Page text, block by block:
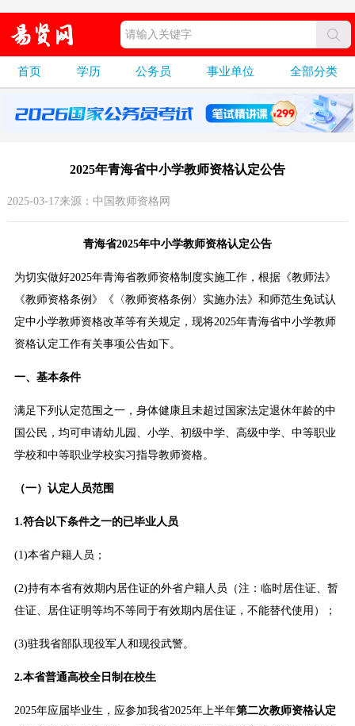
首页 学历 公务员 事业单位 全部分类
2025年青海省中小学教师资格认定公告
2025-03-17来源：中国教师资格网
青海省2025年中小学教师资格认定公告
为切实做好2025年青海省教师资格制度实施工作，根据《教师法》
《教师资格条例》《〈教师资格条例〉实施办法》和师范生免试认
定中小学教师资格改革等有关规定，现将2025年青海省中小学教师
资格认定工作有关事项公告如下。
一、基本条件
满足下列认定范围之一，身体健康且未超过国家法定退休年龄的中
国公民，均可申请幼儿园、小学、初级中学、高级中学、中等职业
学校和中等职业学校实习指导教师资格。
（一）认定人员范围
1.符合以下条件之一的已毕业人员
(1)本省户籍人员；
(2)持有本省有效期内居住证的外省户籍人员（注：临时居住证、暂
住证、居住证明等均不等同于有效期内居住证，不能替代使用）；
(3)驻我省部队现役军人和现役武警。
2.本省普通高校全日制在校生
2025年应届毕业生，应参加我省2025年上半年第二次教师资格认定